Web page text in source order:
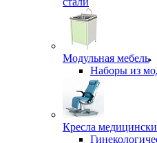
Модульная мебель
Наборы из
Кресла